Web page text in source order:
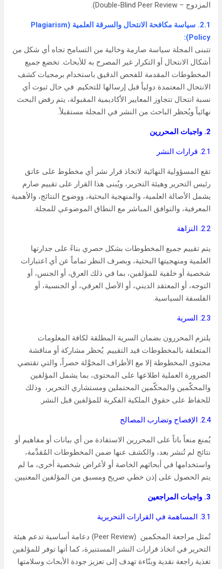
المزدوج – Double-Blind Peer Review).
2.1. سياسة مكافحة الانتحال والسرقة العلمية (Plagiarism
Policy):
تتبنى المجلة سياسة صارمة وخالية من التسامح تجاه أي شكل من
أشكال الانتحال أو التكرار غير المصرح به للأبحاث. تخضع جميع
المخطوطات المقدمة للفحص الدقيق باستخدام برمجيات كشف
الانتحال المعتمدة دولياً قبل إرسالها للتحكيم. في حال ثبوت أي
نسبة انتحال تتجاوز المعايير الأكاديمية المقبولة، يتم رفض البحث
نهائياً ويُحظر الباحث من النشر في المجلة مستقبلاً.
2. واجبات المحررين
2.1. قرارات النشر
تقع المسؤولية النهائية لاتخاذ قرار نشر أي مخطوط على عاتق
رئيس التحرير وهيئة التحرير، ويُبنى هذا القرار على تقييم صارم
يشمل الأصالة العلمية، والمنهجية البحثية، ووضوح النتائج، والأهمية
المعرفية، والتوافق المباشر مع النطاق الموضوعي للمجلة.
2.2. النزاهة
يتم تقييم جميع المخطوطات بشكل حصري بناءً على جدارتها
العلمية ومنهجيتها البحثية، وبصرف النظر تماماً عن أي اعتبارات
شخصية أو خلفية للمؤلفين، بما في ذلك العرق، أو الجنس، أو
التوجه، أو المعتقد الديني، أو الأصل العرقي، أو الجنسية، أو
الفلسفة السياسية.
2.3. السرية
يلتزم المحررون بضمان السرية المطلقة لكافة المعلومات
المتعلقة بالمخطوطات قيد التقييم. يُحظر مشاركة أو مناقشة
محتوى المخطوطة إلا مع الأطراف المخوَّلة حصراً، والتي تقتضي
الضرورة العملية اطلاعها على المحتوى، بما يشمل المؤلفين
والمحكّمين والمحكّمين المحتملين ومستشاري التحرير، وذلك
للحفاظ على حقوق الملكية الفكرية للمؤلفين قبل النشر.
2.4. الإفصاح وتضارب المصالح
يُمنع منعاً باتاً على المحررين الاستفادة من أي بيانات أو مفاهيم أو
نتائج لم تُنشر بعد، والكشف عنها ضمن المخطوطات المُقدَّمة،
واستخدامها في أبحاثهم الخاصة أو لأغراض شخصية أخرى، ما لم
يتم الحصول على إذن خطي صريح ومسبق من المؤلفين المعنيين.
3. واجبات المراجعين
3.1. المساهمة في القرارات التحريرية
تُمثل مراجعة المحكمين (Peer Review) دعامة أساسية تدعم هيئة
التحرير في اتخاذ قرارات النشر المستنيرة، كما أنها توفر للمؤلفين
تغذية راجعة نقدية وبنّاءة تهدف إلى تعزيز جودة الأبحاث وسلامتها